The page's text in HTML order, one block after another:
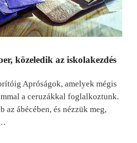
közeledik az iskolakezdés
Apróságok, amelyek mégis
a ceruzákkal foglalkoztunk.
az ábécében, és nézzük meg,